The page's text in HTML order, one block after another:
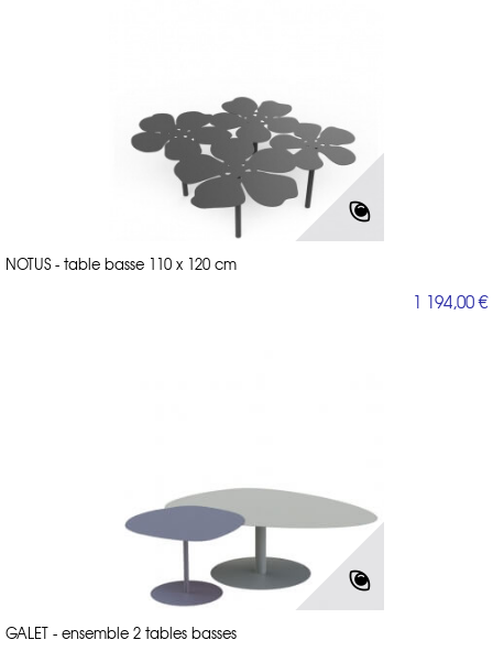
NOTUS - table basse 110 x 120 cm
1 194,00 €
GALET - ensemble 2 tables basses